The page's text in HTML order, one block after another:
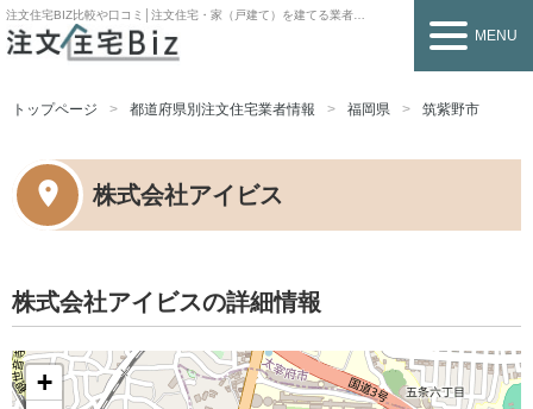
注文住宅BIZ比較や口コミ│注文住宅・家（戸建て）を建てる業者を探すなら
MENU
トップページ 都道府県別注文住宅業者情報 福岡県 筑紫野市
株式会社アイビス
株式会社アイビスの詳細情報
+